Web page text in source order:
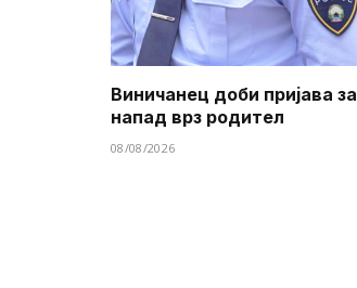
Виничанец доби пријава за
напад врз родител
08/08/2026